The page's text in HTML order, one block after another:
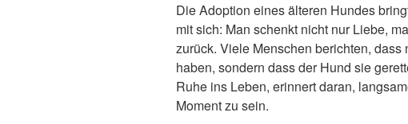
Die Adoption eines älteren Hundes
mit sich: Man schenkt nicht nur Liebe,
zurück. Viele Menschen berichten, dass
haben, sondern dass der Hund sie
Ruhe ins Leben, erinnert daran,
Moment zu sein.